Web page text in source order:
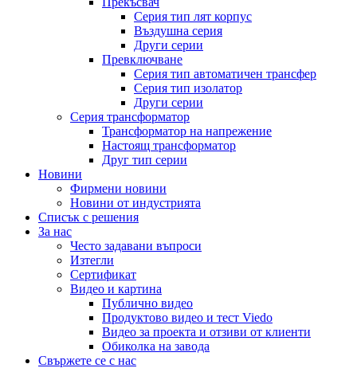
Серия тип лят корпус
Въздушна серия
Други серии
Превключване
Серия тип автоматичен трансфер
Серия тип изолатор
Други серии
Серия трансформатор
Трансформатор на напрежение
Настоящ трансформатор
Друг тип серии
Новини
Фирмени новини
Новини от индустрията
Списък с решения
За нас
Често задавани въпроси
Изтегли
Сертификат
Видео и картина
Публично видео
Продуктово видео и тест Viedo
Видео за проекта и отзиви от клиенти
Обиколка на завода
Свържете се с нас